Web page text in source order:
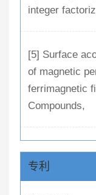
integer
[5] Surface
of magnetic
ferrimagnetic
Compounds,
专利